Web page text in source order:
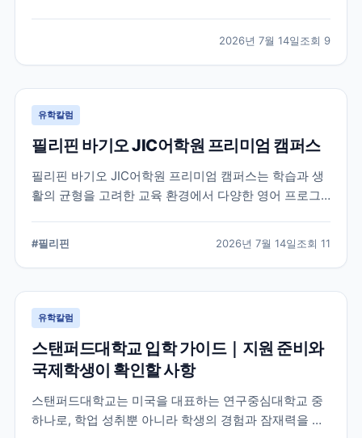
2026년 7월 14일조회 9
유학칼럼
필리핀 바기오 JIC어학원 프리미엄 캠퍼스
필리핀 바기오 JIC어학원 프리미엄 캠퍼스는 학습과 생
활의 균형을 고려한 교육 환경에서 다양한 영어 프로그
했습니다.
#필리핀 2026년 7월 14일조회 11
유학칼럼
스탠퍼드대학교 입학 가이드｜지원 준비와
국제학생이 확인할 사항
스탠퍼드대학교는 미국을 대표하는 연구중심대학교 중
하나로, 학업 성취뿐 아니라 학생의 경험과 잠재력을 종